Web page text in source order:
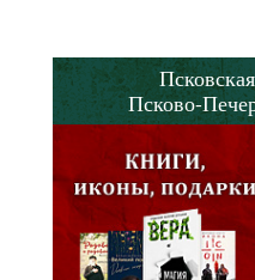
Псково-